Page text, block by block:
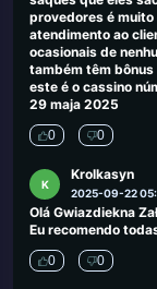
provedores é
atendimento ao
ocasionais de
também têm
este é o cassino
29 maja 2025
0 0
K
Krolkasyn
2025-09-22
Olá Gwiazdiekna
Eu recomendo
0 0